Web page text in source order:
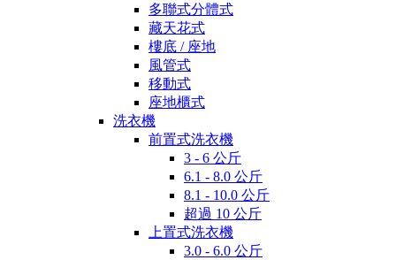
多聯式分體式
藏天花式
樓底 / 座地
風管式
移動式
座地櫃式
洗衣機
前置式洗衣機
3 - 6 公斤
6.1 - 8.0 公斤
8.1 - 10.0 公斤
超過 10 公斤
上置式洗衣機
3.0 - 6.0 公斤